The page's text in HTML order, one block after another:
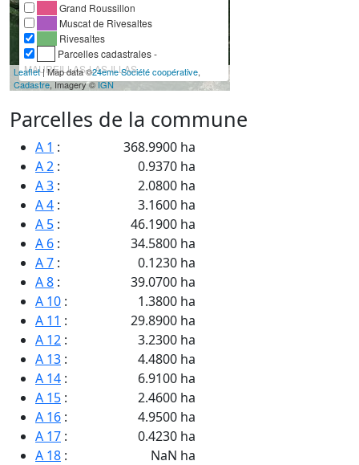
Grand Roussillon
Muscat de Rivesaltes
Rivesaltes
Parcelles cadastrales -
MAUREILLAS-LAS-ILLAS
Leaflet| Map data ©24eme Société coopérative,
Cadastre, Imagery ©IGN
Parcelles de la commune
A 1 :
368.9900 ha
A 2 :
0.9370 ha
A 3 :
2.0800 ha
A 4 :
3.1600 ha
A 5 :
46.1900 ha
A 6 :
34.5800 ha
A 7 :
0.1230 ha
A 8 :
39.0700 ha
A 10 :
1.3800 ha
A 11 :
29.8900 ha
A 12 :
3.2300 ha
A 13 :
4.4800 ha
A 14 :
6.9100 ha
A 15 :
2.4600 ha
A 16 :
4.9500 ha
A 17 :
0.4230 ha
A 18 :
NaN ha